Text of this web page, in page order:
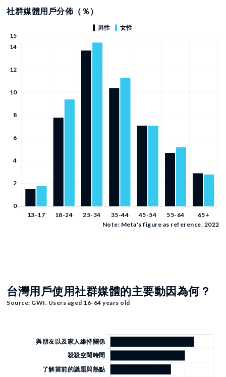
社群媒體用戶分佈（％）
Note: Meta's figure as reference, 2022
台灣用戶使用社群媒體的主要動因為何？
Source: GWI. Users aged 16-64 years old